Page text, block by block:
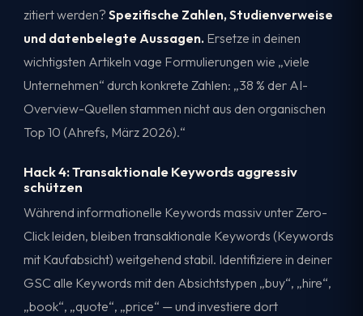
zitiert werden?Spezifische Zahlen, Studienverweise
und datenbelegte Aussagen. Ersetze in deinen
wichtigsten Artikeln vage Formulierungen wie „viele
Unternehmen“ durch konkrete Zahlen: „38 % der AI-
Overview-Quellen stammen nicht aus den organischen
Top 10 (Ahrefs, März 2026).“
Hack 4: Transaktionale Keywords aggressiv
schützen
Während informationelle Keywords massiv unter Zero-
Click leiden, bleiben transaktionale Keywords (Keywords
mit Kaufabsicht) weitgehend stabil. Identifiziere in deiner
GSC alle Keywords mit den Absichtstypen „buy“, „hire“,
„book“, „quote“, „price“ — und investiere dort